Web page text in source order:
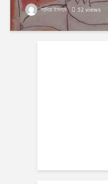
সাদিয়া ইসলাম 52 views